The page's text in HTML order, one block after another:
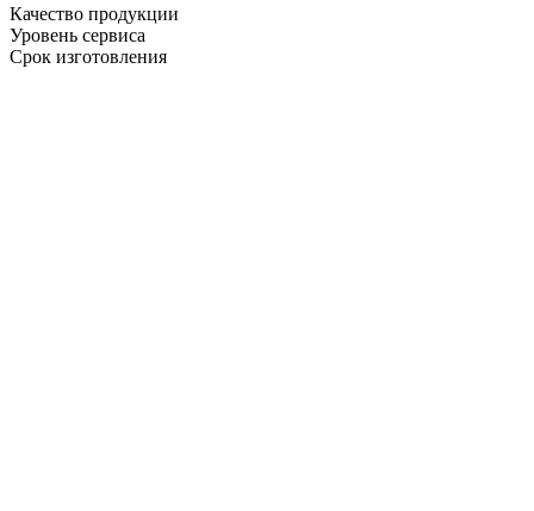
Качество продукции
Уровень сервиса
Срок изготовления